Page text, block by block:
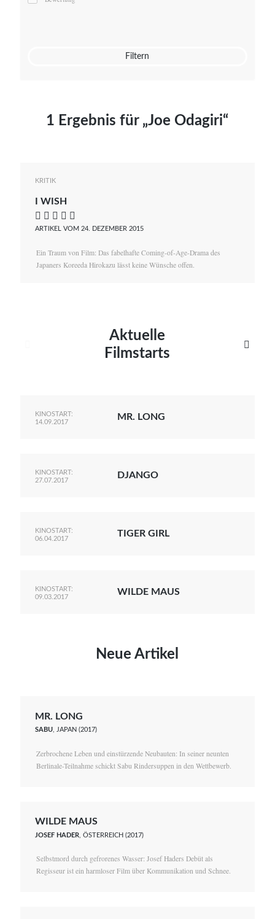
Mato von Vogelstein
Filtern
1 Ergebnis für „Joe Odagiri“
KRITIK
I WISH
    
ARTIKEL VOM 24. DEZEMBER 2015
Ein Traum von Film: Das fabelhafte Coming-of-Age-Drama des
Japaners Koreeda Hirokazu lässt keine Wünsche offen.
Aktuelle
Filmstarts

KINOSTART:
14.09.2017
MR. LONG
KINOSTART:
27.07.2017
DJANGO
KINOSTART:
06.04.2017
TIGER GIRL
KINOSTART:
09.03.2017
WILDE MAUS
Neue Artikel
MR. LONG
SABU, JAPAN (2017)
Zerbrochene Leben und einstürzende Neubauten: In seiner neunten
Berlinale-Teilnahme schickt Sabu Rindersuppen in den Wettbewerb.
WILDE MAUS
JOSEF HADER , ÖSTERREICH (2017)
Selbstmord durch gefrorenes Wasser: Josef Haders Debüt als
Regisseur ist ein harmloser Film über Kommunikation und Schnee.